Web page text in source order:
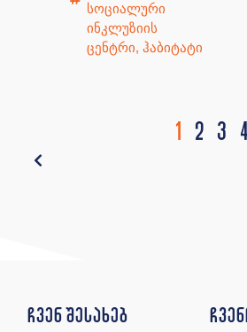
სოციალური
ინკლუზიის
ცენტრი,ჰაბიტატი
1 2 3
ჩვენ შესახებ